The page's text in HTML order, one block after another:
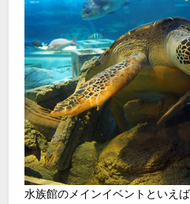
水族館のメインイベントといえ